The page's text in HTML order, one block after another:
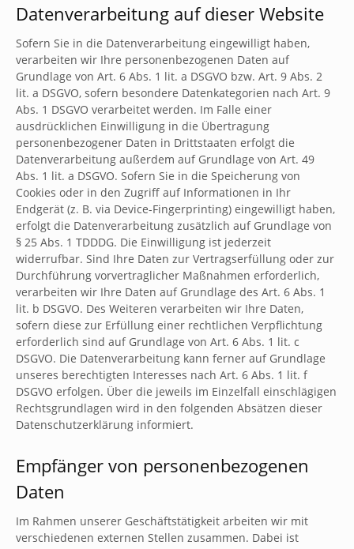
Datenverarbeitung auf dieser Website
Sofern Sie in die Datenverarbeitung eingewilligt haben,
verarbeiten wir Ihre personenbezogenen Daten auf
Grundlage von Art. 6 Abs. 1 lit. a DSGVO bzw. Art. 9 Abs. 2
lit. a DSGVO, sofern besondere Datenkategorien nach Art. 9
Abs. 1 DSGVO verarbeitet werden. Im Falle einer
ausdrücklichen Einwilligung in die Übertragung
personenbezogener Daten in Drittstaaten erfolgt die
Datenverarbeitung außerdem auf Grundlage von Art. 49
Abs. 1 lit. a DSGVO. Sofern Sie in die Speicherung von
Cookies oder in den Zugriff auf Informationen in Ihr
Endgerät (z. B. via Device-Fingerprinting) eingewilligt haben,
erfolgt die Datenverarbeitung zusätzlich auf Grundlage von
§ 25 Abs. 1 TDDDG. Die Einwilligung ist jederzeit
widerrufbar. Sind Ihre Daten zur Vertragserfüllung oder zur
Durchführung vorvertraglicher Maßnahmen erforderlich,
verarbeiten wir Ihre Daten auf Grundlage des Art. 6 Abs. 1
lit. b DSGVO. Des Weiteren verarbeiten wir Ihre Daten,
sofern diese zur Erfüllung einer rechtlichen Verpflichtung
erforderlich sind auf Grundlage von Art. 6 Abs. 1 lit. c
DSGVO. Die Datenverarbeitung kann ferner auf Grundlage
unseres berechtigten Interesses nach Art. 6 Abs. 1 lit. f
DSGVO erfolgen. Über die jeweils im Einzelfall einschlägigen
Rechtsgrundlagen wird in den folgenden Absätzen dieser
Datenschutzerklärung informiert.
Empfänger von personenbezogenen
Daten
Im Rahmen unserer Geschäftstätigkeit arbeiten wir mit
verschiedenen externen Stellen zusammen. Dabei ist